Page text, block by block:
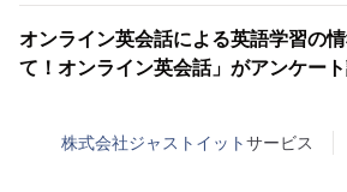
オンライン英会話による英語学習の
て！オンライン英会話」がアンケー
株式会社ジャストイットサービス